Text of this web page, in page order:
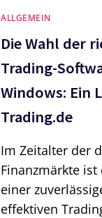
ALLGEMEIN
Die Wahl der
Trading-
Windows: Ein
Trading.de
Im Zeitalter der
Finanzmärkte ist
einer
effektiven